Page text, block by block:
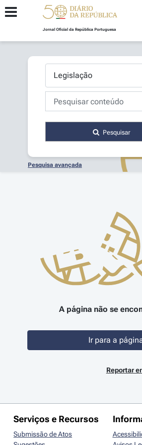
Jornal Oficial da República Portuguesa
Pesquisar
Pesquisa avançada
A página não se
Ir para a
Reportar
Serviços e Recursos
Submissão de Atos